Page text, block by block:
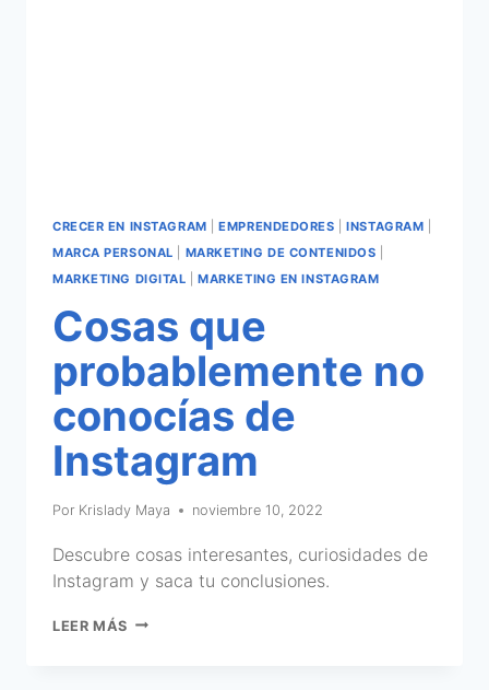
CRECER EN INSTAGRAM |EMPRENDEDORES |INSTAGRAM
MARCA PERSONAL
MARKETING DE CONTENIDOS
MARKETING DIGITAL |MARKETING EN INSTAGRAM
Cosas que
probablemente no
conocías de
Instagram
Por Krislady Maya noviembre 10, 2022
Descubre cosas interesantes, curiosidades de
Instagram y saca tu conclusiones.
LEER MÁS